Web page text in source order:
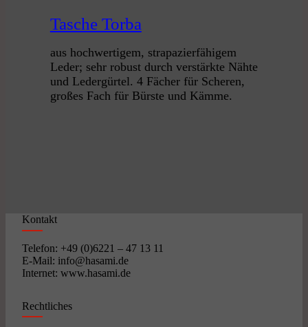
Tasche Torba
aus hochwertigem, strapazierfähigem
Leder; sehr robust durch verstärkte Nähte
und Ledergürtel. 4 Fächer für Scheren,
großes Fach für Bürste und Kämme.
Kontakt
Telefon: +49 (0)6221 – 47 13 11
E-Mail: info@hasami.de
Internet: www.hasami.de
Rechtliches